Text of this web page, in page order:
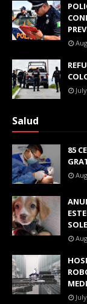
Salud
85